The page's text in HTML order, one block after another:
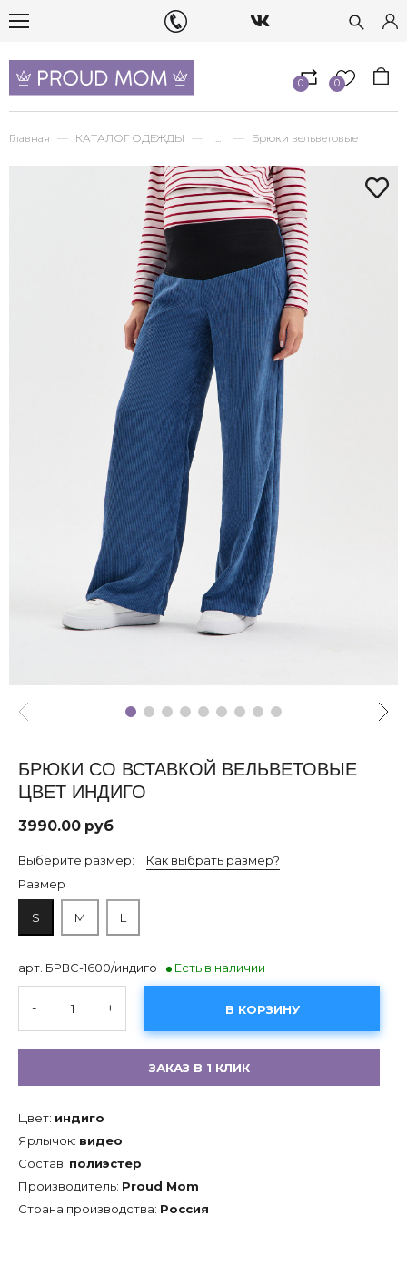
0 0
Главная КАТАЛОГ ОДЕЖДЫ ... Брюки вельветовые
БРЮКИ СО ВСТАВКОЙ ВЕЛЬВЕТОВЫЕ
ЦВЕТ ИНДИГО
3990.00 руб
Выберите размер:
Как выбрать размер?
Размер
S M L
арт. БРВС-1600/индиго Есть в наличии
- + В КОРЗИНУ
ЗАКАЗ В 1 КЛИК
Цвет: индиго
Ярлычок: видео
Состав: полиэстер
Производитель: Proud Mom
Страна производства: Россия